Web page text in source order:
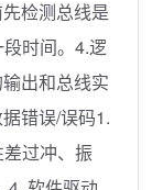
检测总线是
时间。4.逻
出和总线实
错误/误码1.
过冲、振